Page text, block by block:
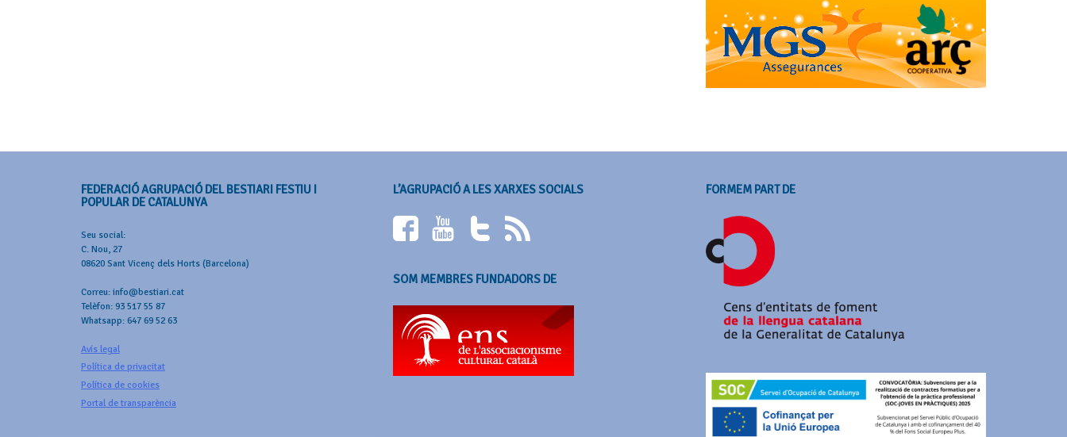
FEDERACIÓ AGRUPACIÓ DEL BESTIARI FESTIU I
POPULAR DE CATALUNYA
Seu social:
C. Nou, 27
08620 Sant Vicenç dels Horts (Barcelona)
Correu: info@bestiari.cat
Telèfon: 93 517 55 87
Whatsapp: 647 69 52 63
Avís legal
Política de privacitat
Política de cookies
Portal de transparència
L’AGRUPACIÓ A LES XARXES SOCIALS
SOM MEMBRES FUNDADORS DE
FORMEM PART DE